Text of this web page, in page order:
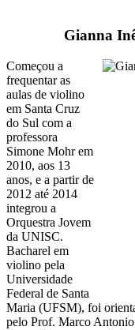
Gianna
Começou a
frequentar as
aulas de violino
em Santa Cruz
do Sul com a
professora
Simone Mohr em
2010, aos 13
anos, e a partir de
2012 até 2014
integrou a
Orquestra Jovem
da UNISC.
Bacharel em
violino pela
Universidade
Federal de Santa
Maria (UFSM), foi
pelo Prof. Marco